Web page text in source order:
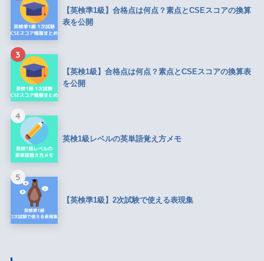
【英検準1級】合格点は何点？素点とCSEスコアの換算
表を公開
3
【英検1級】合格点は何点？素点とCSEスコアの換算表
を公開
4
英検1級レベルの英単語覚え方メモ
5
【英検準1級】2次試験で使える表現集